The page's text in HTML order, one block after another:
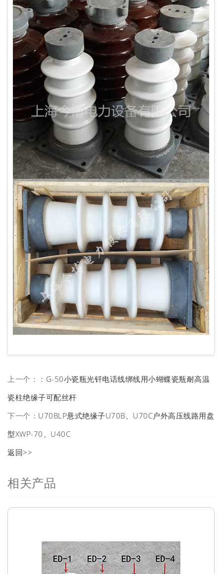
上一个：： G-50小瓷瓶光钎电话线绑线用小蝴蝶瓷瓶耐高温
瓷柱绝缘子可配丝杆
下一个： U70BLP悬式绝缘子U70B、U70C户外高压线路用盘
型XWP-70、U40C
返回>>
相关产品